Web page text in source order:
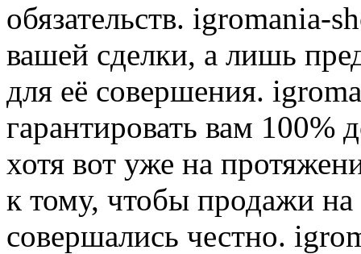
обязательств. igromania-
вашей сделки, а лишь
для её совершения.
гарантировать вам 100%
хотя вот уже на
к тому, чтобы продажи
совершались честно.